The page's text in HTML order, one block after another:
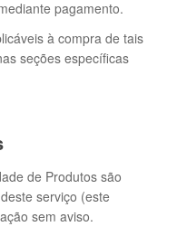
pagamento.
à compra de tais
seções específicas
de Produtos são
serviço (este
sem aviso.